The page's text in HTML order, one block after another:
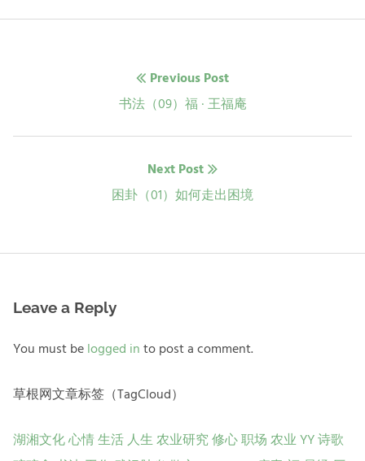
导
Previous Post
Previous
书法（09）福 · 王福庵
Next Post
Next
困卦（01）如何走出困境
Leave a Reply
You must belogged into post a comment.
草根网文章标签（TagCloud）
湖湘文化心情生活人生农业研究修心职场农业YY诗歌